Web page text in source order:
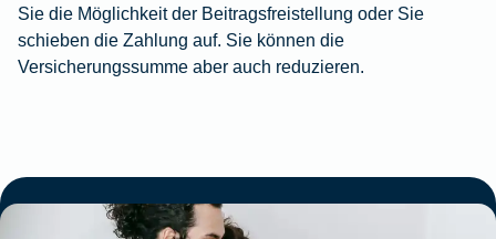
Sie die Möglichkeit der Beitragsfreistellung oder Sie
schieben die Zahlung auf. Sie können die
Versicherungssumme aber auch reduzieren.